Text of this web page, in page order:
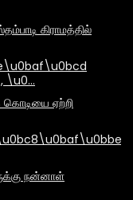
கிராமத்தில்
\u0…
ஏற்றி
நன்னாள்